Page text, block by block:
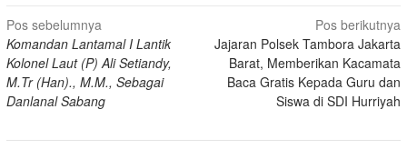
Navigasi
pos
Pos sebelumnya
Komandan Lantamal I Lantik
Kolonel Laut (P) Ali Setiandy,
M.Tr (Han)., M.M., Sebagai
Danlanal Sabang
Pos berikutnya
Jajaran Polsek Tambora Jakarta
Barat, Memberikan Kacamata
Baca Gratis Kepada Guru dan
Siswa di SDI Hurriyah